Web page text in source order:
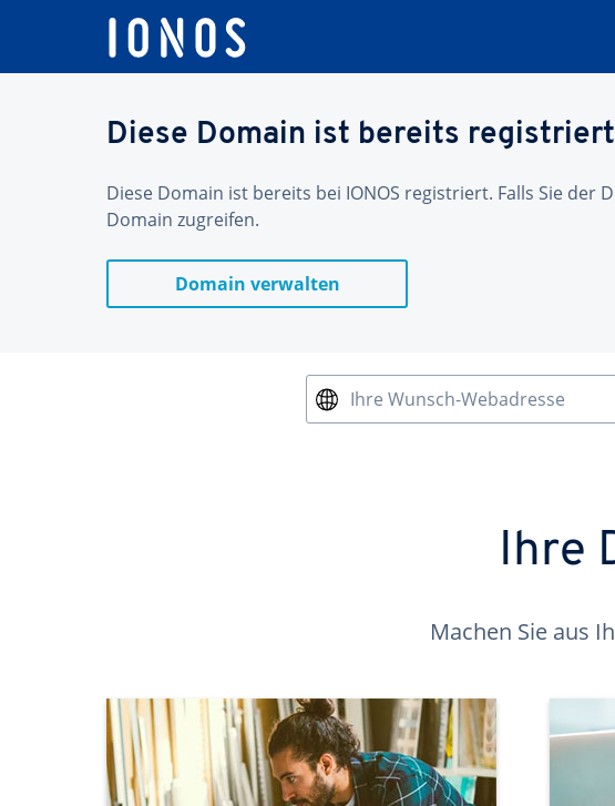
Diese Domain ist bereits registriert
Diese Domain ist bereits bei IONOS registriert. Falls Sie
Domain zugreifen.
Domain verwalten
Ihre Wunsch-Webadresse
Ihre
Machen Sie aus